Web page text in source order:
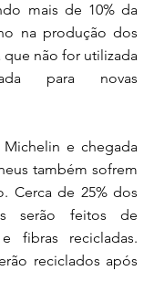
mais de 10% da
na produção dos
que não for utilizada
para novas
e chegada
também sofrem
Cerca de 25% dos
serão feitos de
fibras recicladas.
reciclados após